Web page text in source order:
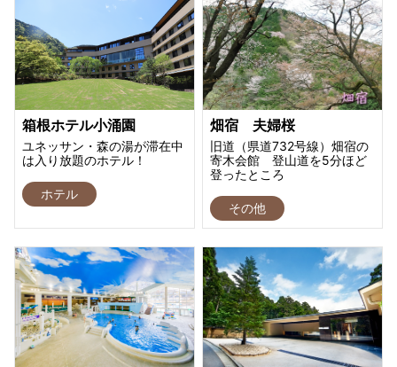
箱根ホテル小涌園
ユネッサン・森の湯が滞在中
は入り放題のホテル！
ホテル
畑宿 夫婦桜
旧道（県道732号線）畑宿の
寄木会館 登山道を5分ほど
登ったところ
その他